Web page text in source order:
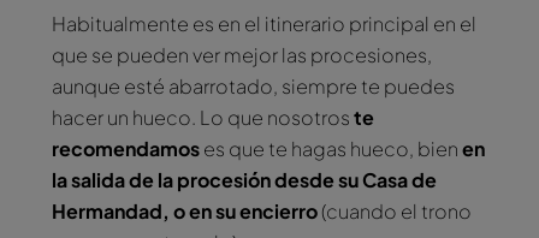
Habitualmente es en el itinerario principal en el
que se pueden ver mejor las procesiones,
aunque esté abarrotado, siempre te puedes
hacer un hueco. Lo que nosotroste
recomendamoses que te hagas hueco, bienen
la salida de la procesión desde su Casa de
Hermandad, o en su encierro(cuando el trono